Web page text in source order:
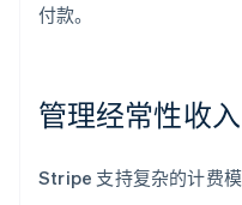
付款。
管理经常性收入
Stripe 支持复杂的计费